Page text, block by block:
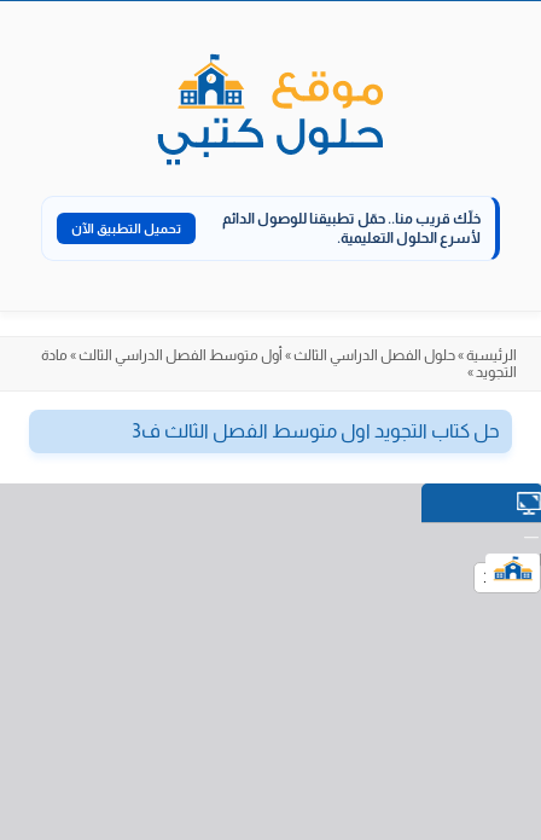
خلّك قريب منا.. حمّل تطبيقنا للوصول الدائم
لأسرع الحلول التعليمية.
تحميل التطبيق الآن
الرئيسية»حلول الفصل الدراسي الثالث» أول متوسط الفصل الدراسي الثالث» مادة
التجويد»
حل كتاب التجويد اول متوسط الفصل الثالث ف3